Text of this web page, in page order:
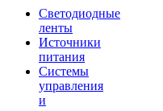
Светодиодные
ленты
Источники
питания
Системы
управления
и